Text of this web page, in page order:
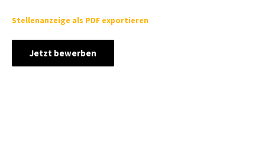
Stellenanzeige als PDF exportieren